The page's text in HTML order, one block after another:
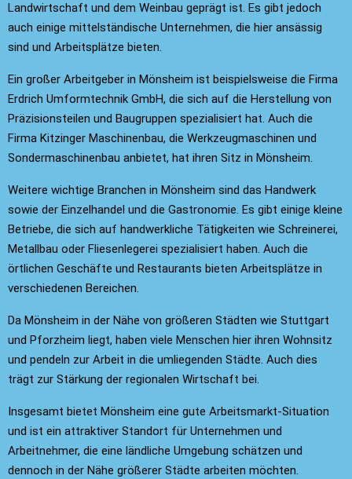
Landwirtschaft und dem Weinbau geprägt ist. Es gibt jedoch
auch einige mittelständische Unternehmen, die hier ansässig
sind und Arbeitsplätze bieten.
Ein großer Arbeitgeber in Mönsheim ist beispielsweise die Firma
Erdrich Umformtechnik GmbH, die sich auf die Herstellung von
Präzisionsteilen und Baugruppen spezialisiert hat. Auch die
Firma Kitzinger Maschinenbau, die Werkzeugmaschinen und
Sondermaschinenbau anbietet, hat ihren Sitz in Mönsheim.
Weitere wichtige Branchen in Mönsheim sind das Handwerk
sowie der Einzelhandel und die Gastronomie. Es gibt einige kleine
Betriebe, die sich auf handwerkliche Tätigkeiten wie Schreinerei,
Metallbau oder Fliesenlegerei spezialisiert haben. Auch die
örtlichen Geschäfte und Restaurants bieten Arbeitsplätze in
verschiedenen Bereichen.
Da Mönsheim in der Nähe von größeren Städten wie Stuttgart
und Pforzheim liegt, haben viele Menschen hier ihren Wohnsitz
und pendeln zur Arbeit in die umliegenden Städte. Auch dies
trägt zur Stärkung der regionalen Wirtschaft bei.
Insgesamt bietet Mönsheim eine gute Arbeitsmarkt-Situation
und ist ein attraktiver Standort für Unternehmen und
Arbeitnehmer, die eine ländliche Umgebung schätzen und
dennoch in der Nähe größerer Städte arbeiten möchten.